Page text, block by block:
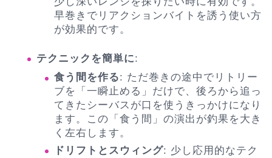
早巻きでリアクションバイトを誘う使い方
が効果的です。
テクニックを簡単に:
食う間を作る: ただ巻きの途中でリトリー
ブを「一瞬止める」だけで、後ろから追っ
てきたシーバスが口を使うきっかけになり
ます。この「食う間」の演出が釣果を大き
く左右します。
ドリフトとスウィング: 少し応用的なテク